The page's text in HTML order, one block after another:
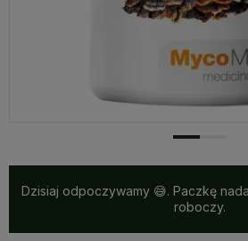
Dzisiaj odpoczywamy 😅. Paczkę
roboczy.